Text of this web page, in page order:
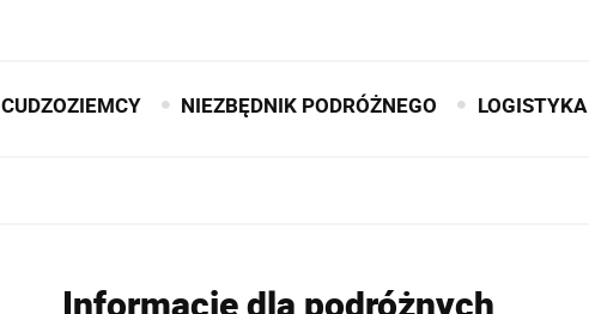
CUDZOZIEMCY NIEZBĘDNIK PODRÓŻNEGO LOGISTYKA